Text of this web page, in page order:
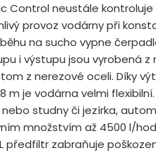
Control neustále kontroluje
provoz vodárny při
na sucho vypne
i výstupu jsou vyrobená z
z nerezové oceli. Díky
m je vodárna velmi flexibilní.
studny či jezírka,
množstvím až 4500 l/
předfiltr zabraňuje